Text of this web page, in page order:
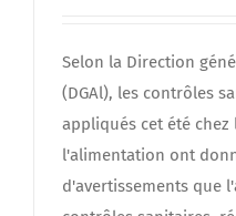
Selon la Direction
(DGAl), les contrôles
appliqués cet été
l'alimentation ont
d'avertissements que